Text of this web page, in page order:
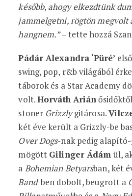
később, ahogy elkezdtünk
jammelgetni, rögtön megvolt
hangnem.”– tette hozzá
Pádár Alexandra ‘Püré’
swing, pop, r&b világából
táborok és a Star Academy
volt.Horváth Arián
stoner Grizzlygitárosa.
két éve került a Grizzly-be
Over Dogs-nak pedig
mögött Gilinger Ádám ül,
a Bohemian Betyarsban, két
Band-ben dobolt, beugrott a